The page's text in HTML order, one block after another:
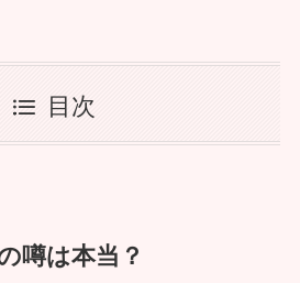
目次
噂は本当？